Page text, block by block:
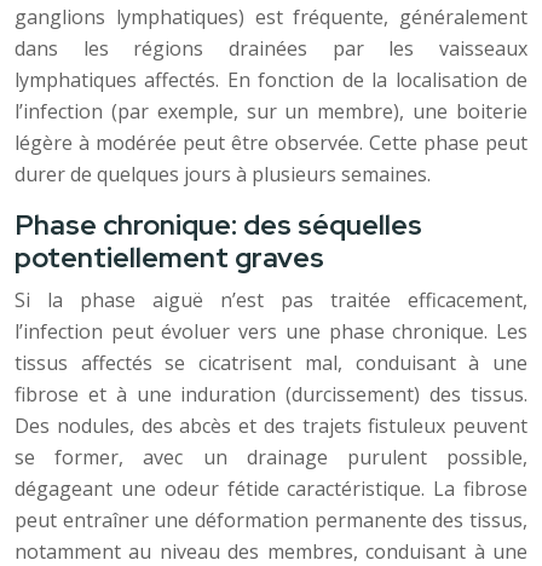
ganglions lymphatiques) est fréquente, généralement
dans les régions drainées par les vaisseaux
lymphatiques affectés. En fonction de la localisation de
l’infection (par exemple, sur un membre), une boiterie
légère à modérée peut être observée. Cette phase peut
durer de quelques jours à plusieurs semaines.
Phase chronique: des séquelles
potentiellement graves
Si la phase aiguë n’est pas traitée efficacement,
l’infection peut évoluer vers une phase chronique. Les
tissus affectés se cicatrisent mal, conduisant à une
fibrose et à une induration (durcissement) des tissus.
Des nodules, des abcès et des trajets fistuleux peuvent
se former, avec un drainage purulent possible,
dégageant une odeur fétide caractéristique. La fibrose
peut entraîner une déformation permanente des tissus,
notamment au niveau des membres, conduisant à une